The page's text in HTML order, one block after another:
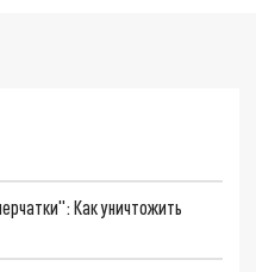
Как уничтожить